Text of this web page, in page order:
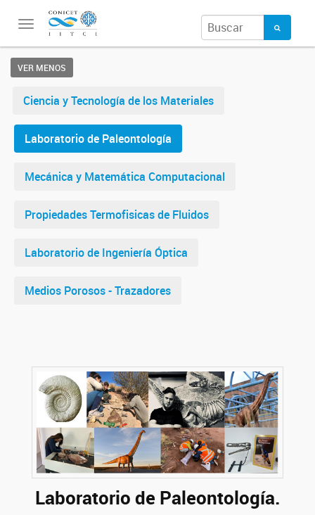
Toggle
VER MENOS
Ciencia y Tecnología de los Materiales
Laboratorio de Paleontología
Mecánica y Matemática Computacional
Propiedades Termofisicas de Fluidos
Laboratorio de Ingeniería Óptica
Medios Porosos - Trazadores
Laboratorio de Paleontología.